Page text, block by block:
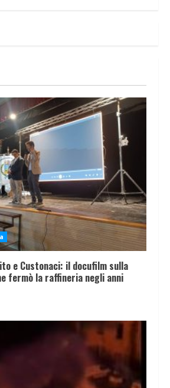
e Custonaci: il docufilm sulla
fermò la raffineria negli anni